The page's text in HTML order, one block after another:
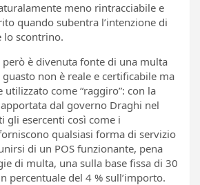
meno rintracciabile e
quando subentra l’intenzione di
lo scontrino.
però è divenuta fonte di una multa
non è reale e certificabile ma
utilizzato come “raggiro”: con la
dal governo Draghi nel
gli esercenti così come i
qualsiasi forma di servizio
di un POS funzionante, pena
di multa, una sulla base fissa di 30
percentuale del 4 % sull’importo.